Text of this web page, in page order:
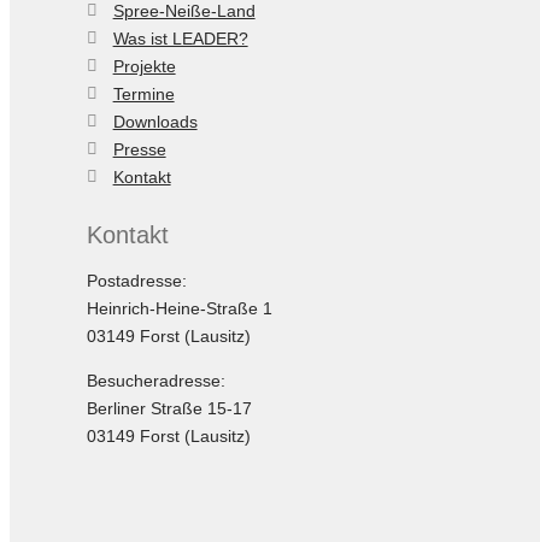
Spree-Neiße-Land
Was ist LEADER?
Projekte
Termine
Downloads
Presse
Kontakt
Kontakt
Postadresse:
Heinrich-Heine-Straße 1
03149 Forst (Lausitz)
Besucheradresse:
Berliner Straße 15-17
03149 Forst (Lausitz)